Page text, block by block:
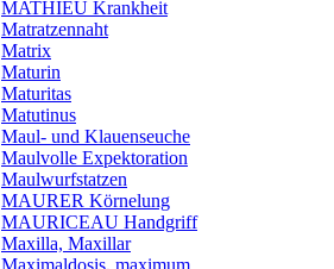
MATHIEU Krankheit
Matratzennaht
Matrix
Maturin
Maturitas
Matutinus
Maul- und Klauenseuche
Maulvolle Expektoration
Maulwurfstatzen
MAURER Körnelung
MAURICEAU Handgriff
Maxilla, Maxillar
Maximaldosis, maximum